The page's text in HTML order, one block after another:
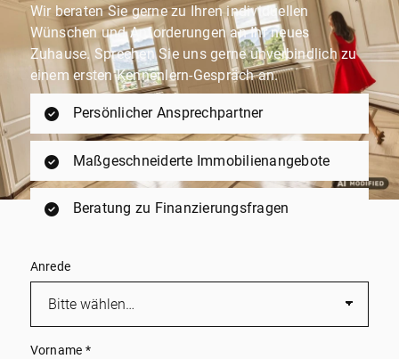
Wir beraten Sie gerne zu Ihren individuellen
Wünschen und Anforderungen an Ihr neues
Zuhause. Sprechen Sie uns gerne unverbindlich zu
einem ersten Kennenlern-Gespräch an.
Persönlicher Ansprechpartner
Maßgeschneiderte Immobilienangebote
Beratung zu Finanzierungsfragen
Anrede
Vorname *